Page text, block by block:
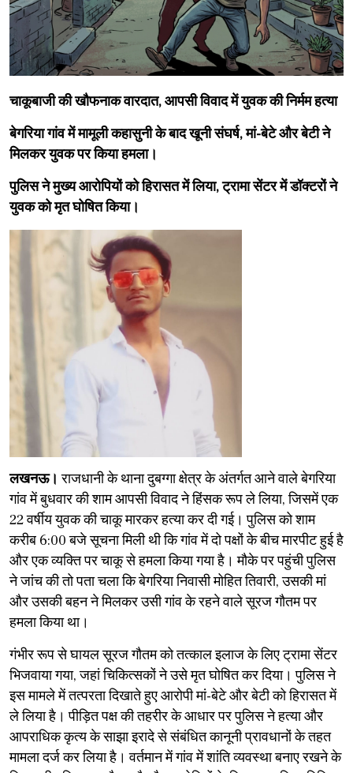
चाकूबाजी की खौफनाक वारदात, आपसी विवाद में युवक की निर्मम हत्या
बेगरिया गांव में मामूली कहासुनी के बाद खूनी संघर्ष, मां-बेटे और बेटी ने
मिलकर युवक पर किया हमला।
पुलिस ने मुख्य आरोपियों को हिरासत में लिया, ट्रामा सेंटर में डॉक्टरों ने
युवक को मृत घोषित किया।
लखनऊ।राजधानी के थाना दुबग्गा क्षेत्र के अंतर्गत आने वाले बेगरिया
गांव में बुधवार की शाम आपसी विवाद ने हिंसक रूप ले लिया, जिसमें एक
22 वर्षीय युवक की चाकू मारकर हत्या कर दी गई। पुलिस को शाम
करीब 6:00 बजे सूचना मिली थी कि गांव में दो पक्षों के बीच मारपीट हुई है
और एक व्यक्ति पर चाकू से हमला किया गया है। मौके पर पहुंची पुलिस
ने जांच की तो पता चला कि बेगरिया निवासी मोहित तिवारी, उसकी मां
और उसकी बहन ने मिलकर उसी गांव के रहने वाले सूरज गौतम पर
हमला किया था।
​गंभीर रूप से घायल सूरज गौतम को तत्काल इलाज के लिए ट्रामा सेंटर
भिजवाया गया, जहां चिकित्सकों ने उसे मृत घोषित कर दिया। पुलिस ने
इस मामले में तत्परता दिखाते हुए आरोपी मां-बेटे और बेटी को हिरासत में
ले लिया है। पीड़ित पक्ष की तहरीर के आधार पर पुलिस ने हत्या और
आपराधिक कृत्य के साझा इरादे से संबंधित कानूनी प्रावधानों के तहत
मामला दर्ज कर लिया है। वर्तमान में गांव में शांति व्यवस्था बनाए रखने के